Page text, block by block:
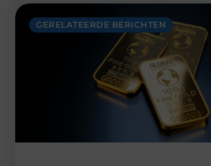
GERELATEERDE BERICHTEN